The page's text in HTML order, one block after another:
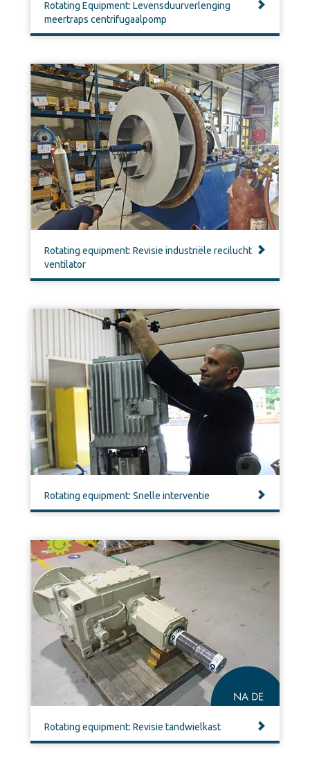
Rotating Equipment: Levensduurverlenging
meertraps centrifugaalpomp
Rotating equipment: Revisie industriële recilucht
ventilator
Rotating equipment: Snelle interventie
Rotating equipment: Revisie tandwielkast